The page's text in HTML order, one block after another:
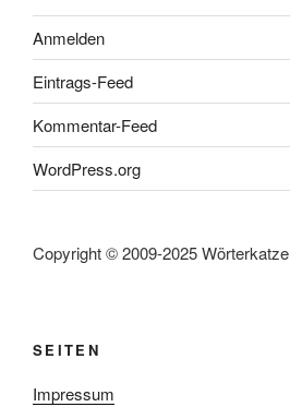
Anmelden
Eintrags-Feed
Kommentar-Feed
WordPress.org
Copyright © 2009-2025 Wörterkatze
SEITEN
Impressum